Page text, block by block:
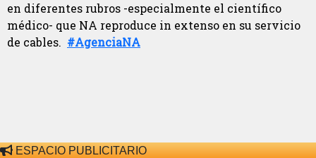
en diferentes rubros -especialmente el científico
médico- que NA reproduce in extenso en su servicio
de cables. #AgenciaNA
ESPACIO PUBLICITARIO